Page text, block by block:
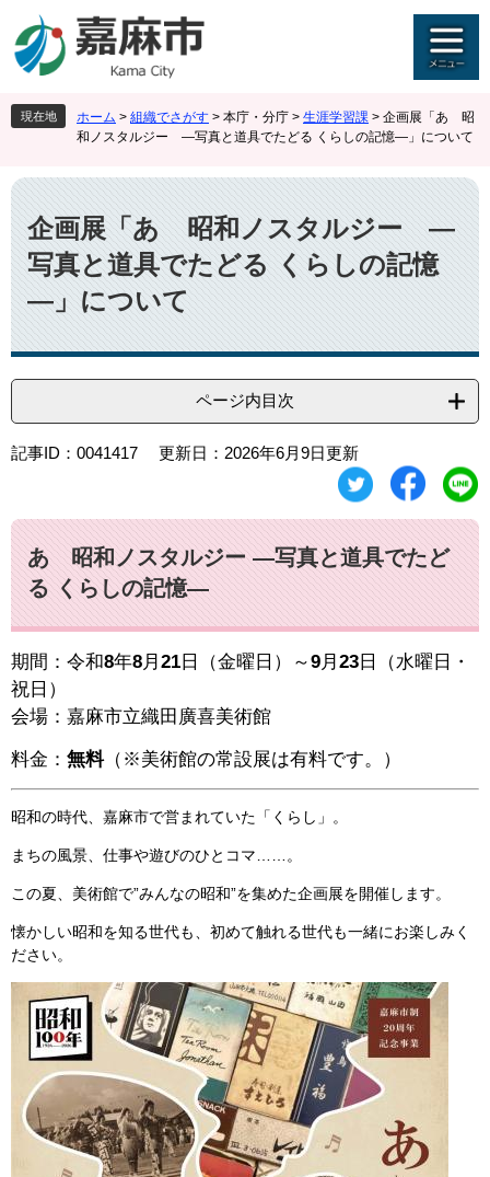
ジ
先
頭
。
ュ
を
飛
て
本
文
へ
現在地 ホーム > 組織でさがす > 本庁・分庁 > 生涯学習課 > 企画展「あゝ昭
和ノスタルジー ―写真と道具でたどる くらしの記憶―」について
本
文
企画展「あゝ昭和ノスタルジー ―
写真と道具でたどる くらしの記憶
―」について
ページ内目次
記事ID：0041417 更新日：2026年6月9日更新
あゝ昭和ノスタルジー ―写真と道具でたど
る くらしの記憶―
期間：令和8年8月 21 日（金曜日）～9月 23 日（水曜日・
祝日）
会場：嘉麻市立織田廣喜美術館
料金： 無料（※美術館の常設展は有料です。）
​昭和の時代、嘉麻市で営まれていた「くらし」。
まちの風景、仕事や遊びのひとコマ……。
この夏、美術館で”みんなの昭和”を集めた企画展を開催します。
懐かしい昭和を知る世代も、初めて触れる世代も一緒にお楽しみく
ださい。